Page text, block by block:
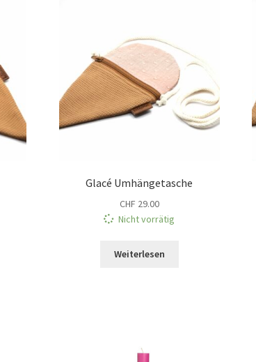
Glacé Umhängetasche
CHF 29.00
Nicht vorrätig
Weiterlesen